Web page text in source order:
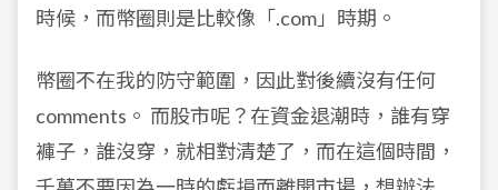
時候，而幣圈則是比較像「.com」時期。
幣圈不在我的防守範圍，因此對後續沒有任何
comments。 而股市呢？在資金退潮時，誰有穿
褲子，誰沒穿，就相對清楚了，而在這個時間，